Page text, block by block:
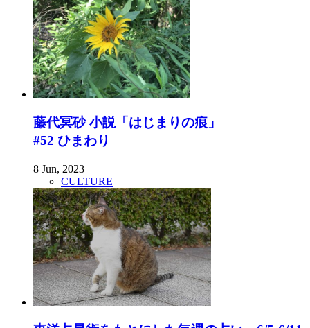
藤代冥砂 小説「はじまりの痕」
#52 ひまわり
8 Jun, 2023
CULTURE